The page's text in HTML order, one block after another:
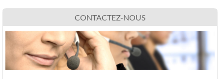
CONTACTEZ-NOUS